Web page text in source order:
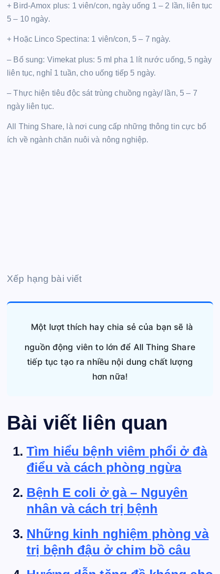
+ Bird-Amox plus: 1 viên/con, ngày uống 1 – 2 lần, liên tục
5 – 10 ngày.
+ Hoặc Linco Spectina: 1 viên/con, 5 – 7 ngày.
– Bổ sung: Vimekat plus: 5 ml pha 1 lít nước uống, 5 ngày
liên tục, nghỉ 1 tuần, cho uống tiếp 5 ngày.
– Thực hiện tiêu độc sát trùng chuồng ngày/ lần, 5 – 7
ngày liên tục.
All Thing Share, là nơi cung cấp những thông tin cực bổ
ích về ngành chăn nuôi và nông nghiệp.
Xếp hạng bài viết
Một lượt thích hay chia sẻ của bạn sẽ là
nguồn động viên to lớn để All Thing Share
tiếp tục tạo ra nhiều nội dung chất lượng
hơn nữa!
Bài viết liên quan
Tìm hiểu bệnh viêm phổi ở đà
điểu và cách phòng ngừa
Bệnh E coli ở gà – Nguyên
nhân và cách trị bệnh
Những kinh nghiệm phòng và
trị bệnh đậu ở chim bồ câu